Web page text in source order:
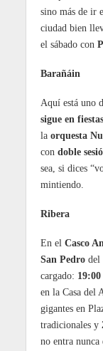
sino más de ir
ciudad bien
el sábado con
Barañáin
Aquí está uno
sigue en fiestas
la orquesta
con doble
sea, si dices
mintiendo.
Ribera
En el Casco
San Pedrodel
cargado: 19:00
en la Casa del
gigantes en
tradicionales y
no entra nunca